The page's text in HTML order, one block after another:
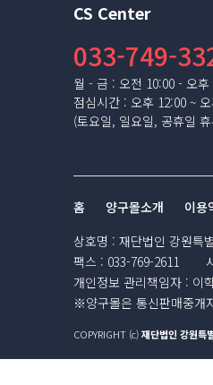
CS Center
033-749-
월 - 금 : 오전 10:00 - 오후
점심시간 : 오후 12:00 ~
(토요일, 일요일, 공휴일
홈 양구몰소개 이용
상호명 : 재단법인 강원특
팩스 : 033-769-2611
개인정보 관리책임자 : 이
※양구몰은 통신판매중개
COPYRIGHT (c)재단법인 강원특